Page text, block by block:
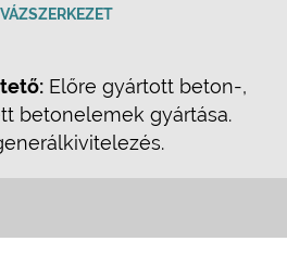
Előre gyártott beton-,
betonelemek gyártása.